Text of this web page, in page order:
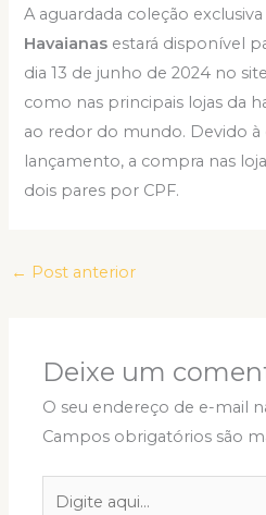
A aguardada coleção exclusiva
Havaianas estará disponível
dia 13 de junho de 2024 no
como nas principais lojas da
ao redor do mundo. Devido à
lançamento, a compra nas
dois pares por CPF.
← Post anterior
Deixe um
O seu endereço de e-mail
Campos obrigatórios são